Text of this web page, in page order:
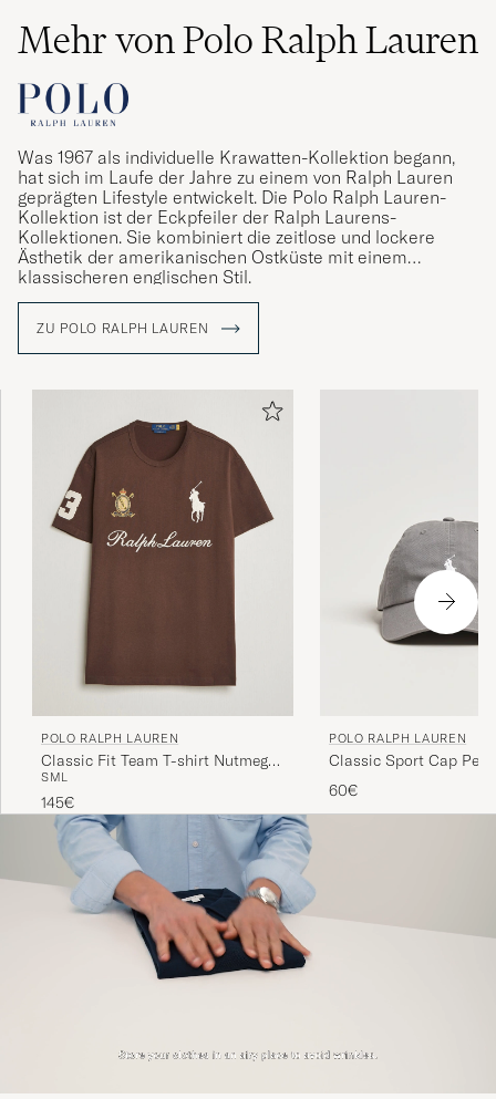
Mehr von Polo Ralph Lauren
Was 1967 als individuelle Krawatten-Kollektion begann,
hat sich im Laufe der Jahre zu einem von Ralph Lauren
geprägten Lifestyle entwickelt. Die Polo Ralph Lauren-
Kollektion ist der Eckpfeiler der Ralph Laurens-
Kollektionen. Sie kombiniert die zeitlose und lockere
Ästhetik der amerikanischen Ostküste mit einem
klassischeren englischen Stil.
ZU POLO RALPH LAUREN
POLO RALPH LAUREN
Classic Fit Team T-shirt Nutmeg
Brown
SML
145€
POLO RALPH LAUREN
Classic Sport Cap
60€